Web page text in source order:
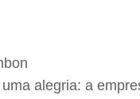
alegria: a